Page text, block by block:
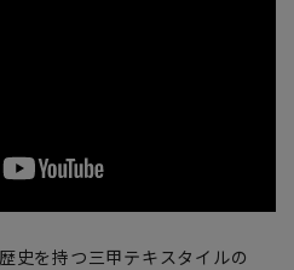
史を持つ三甲テキスタイルの